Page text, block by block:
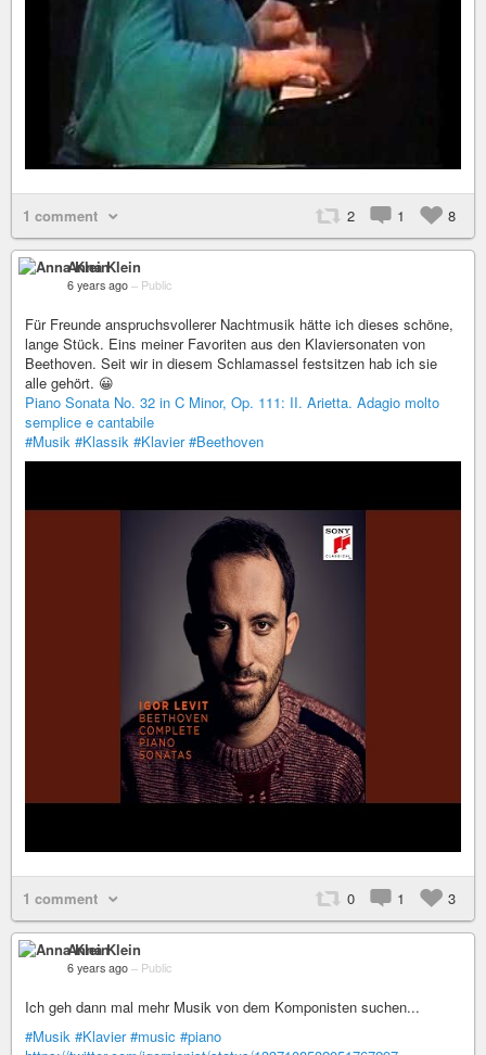
1 comment 2 1 8
Anna Klein
6 years ago – Public
Für Freunde anspruchsvollerer Nachtmusik hätte ich dieses schöne,
lange Stück. Eins meiner Favoriten aus den Klaviersonaten von
Beethoven. Seit wir in diesem Schlamassel festsitzen hab ich sie
alle gehört. 😀
Piano Sonata No. 32 in C Minor, Op. 111: II. Arietta. Adagio molto
semplice e cantabile
#Musik #Klassik #Klavier #Beethoven
1 comment 0 1 3
Anna Klein
6 years ago – Public
Ich geh dann mal mehr Musik von dem Komponisten suchen...
#Musik #Klavier #music #piano